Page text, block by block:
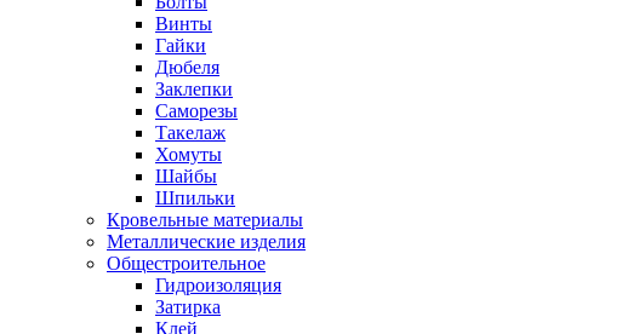
Винты
Гайки
Дюбеля
Заклепки
Саморезы
Такелаж
Хомуты
Шайбы
Шпильки
Кровельные материалы
Металлические изделия
Общестроительное
Гидроизоляция
Затирка
Клей